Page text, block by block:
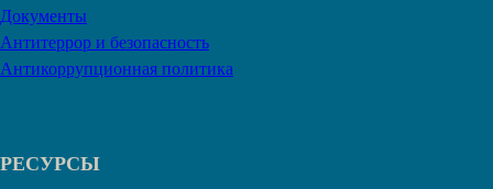
Документы
Антитеррор и безопасность
Антикоррупционная политика
РЕСУРСЫ